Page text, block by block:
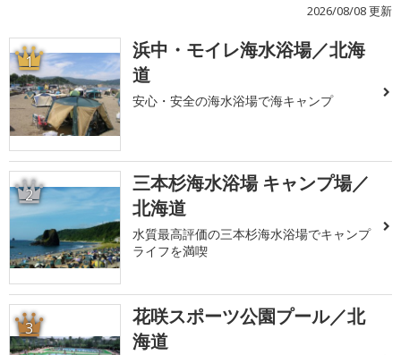
2026/08/08 更新
1
浜中・モイレ海水浴場／北海
道
安心・安全の海水浴場で海キャンプ
2
三本杉海水浴場 キャンプ場／
北海道
水質最高評価の三本杉海水浴場でキャンプ
ライフを満喫
3
花咲スポーツ公園プール／北
海道